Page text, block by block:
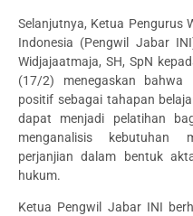
Selanjutnya, Ketua Pengurus
Indonesia (Pengwil Jabar
Widjajaatmaja, SH, SpN
(17/2) menegaskan bahwa
positif sebagai tahapan
dapat menjadi pelatihan
menganalisis kebutuhan
perjanjian dalam bentuk
hukum.
Ketua Pengwil Jabar INI